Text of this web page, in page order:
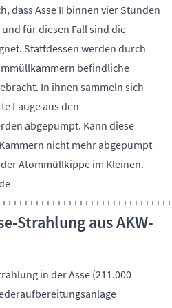
dass Asse II binnen vier Stunden
für diesen Fall sind die
Stattdessen werden durch
befindliche
In ihnen sammeln sich
Lauge aus den
abgepumpt. Kann diese
nicht mehr abgepumpt
Atommüllkippe im Kleinen.
Strahlung aus AKW-
in der Asse (211.000